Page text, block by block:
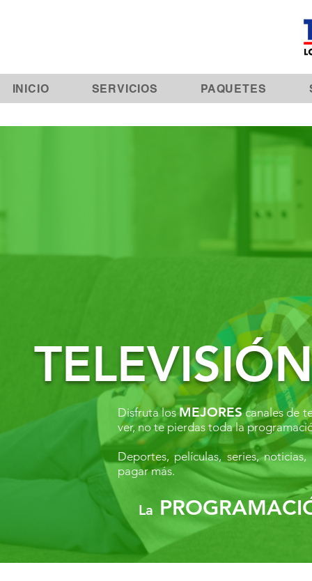
INICIO SERVICIOS PAQUETES
Disfruta losMEJOREScanales de
ver, no te pierdas toda la
Deportes, películas, series,
pagar más.
La